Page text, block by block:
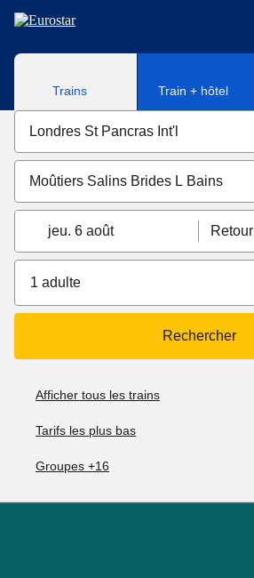
Aller au contenu principal
Trains Train + hôtel
jeu. 6 août Retour
1 adulte
Rechercher
Afficher tous les trains
Tarifs les plus bas
Groupes +16